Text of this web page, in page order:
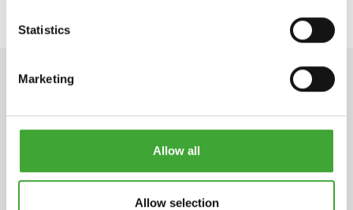
Statistics
Marketing
Allow all
Allow selection